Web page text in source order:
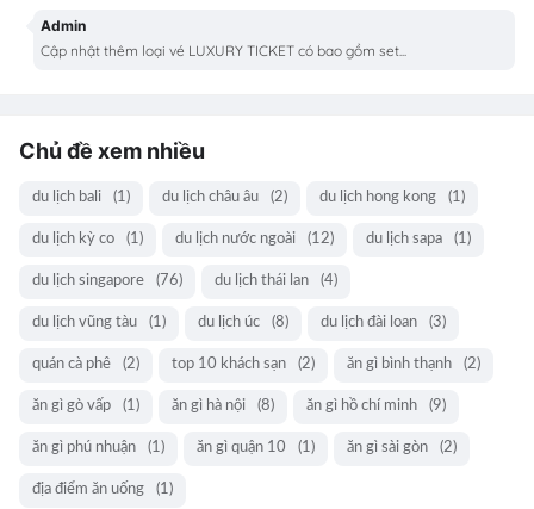
Admin
Cập nhật thêm loại vé LUXURY TICKET có bao gồm set...
Chủ đề xem nhiều
du lịch bali (1) du lịch châu âu (2) du lịch hong kong (1)
du lịch kỳ co (1) du lịch nước ngoài (12) du lịch sapa (1)
du lịch singapore (76) du lịch thái lan (4)
du lịch vũng tàu (1) du lịch úc (8) du lịch đài loan (3)
quán cà phê (2) top 10 khách sạn (2) ăn gì bình thạnh (2)
ăn gì gò vấp (1) ăn gì hà nội (8) ăn gì hồ chí minh (9)
ăn gì phú nhuận (1) ăn gì quận 10 (1) ăn gì sài gòn (2)
địa điểm ăn uống (1)